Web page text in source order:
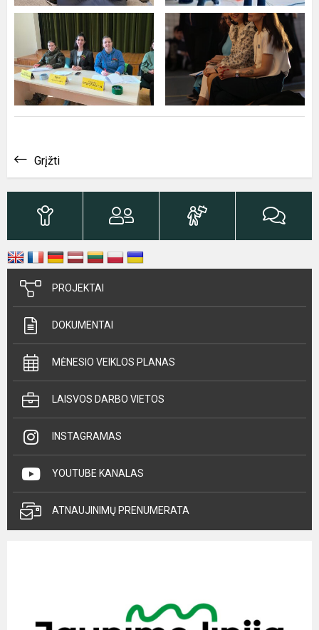
Grįžti
PROJEKTAI
DOKUMENTAI
MĖNESIO VEIKLOS PLANAS
LAISVOS DARBO VIETOS
INSTAGRAMAS
YOUTUBE KANALAS
ATNAUJINIMŲ PRENUMERATA